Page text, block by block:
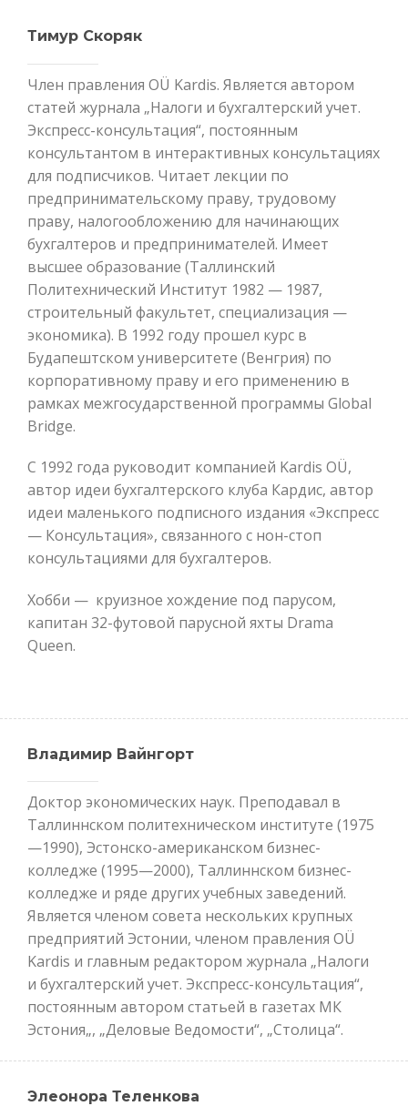
Тимур Скоряк
Член правления OÜ Kardis. Является автором
статей журнала „Налоги и бухгалтерский учет.
Экспресс-консультация“, постоянным
консультантом в интерактивных консультациях
для подписчиков. Читает лекции по
предпринимательскому праву, трудовому
праву, налогообложению для начинающих
бухгалтеров и предпринимателей. Имеет
высшее образование (Таллинский
Политехнический Институт 1982 — 1987,
строительный факультет, специализация —
экономика). В 1992 году прошел курс в
Будапештском университете (Венгрия) по
корпоративному праву и его применению в
рамках межгосударственной программы Global
Bridge.
С 1992 года руководит компанией Kardis OÜ,
автор идеи бухгалтерского клуба Кардис, автор
идеи маленького подписного издания «Экспресс
— Консультация», связанного с нон-стоп
консультациями для бухгалтеров.
Хобби — круизное хождение под парусом,
капитан 32-футовой парусной яхты Drama
Queen.
Владимир Вайнгорт
Доктор экономических наук. Преподавал в
Таллиннском политехническом институте (1975
—1990), Эстонско-американском бизнес-
колледже (1995—2000), Таллиннском бизнес-
колледже и ряде других учебных заведений.
Является членом совета нескольких крупных
предприятий Эстонии, членом правления OÜ
Kardis и главным редактором журнала „Налоги
и бухгалтерский учет. Экспресс-консультация“,
постоянным автором статьей в газетах МК
Эстония„, „Деловые Ведомости“, „Столица“.
Элеонора Теленкова